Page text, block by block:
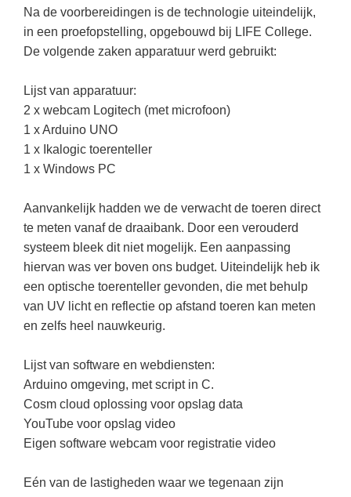
Huiswerkbegeleiding
Huiswerkbegeleider zoeken
Na de voorbereidingen is de technologie uiteindelijk,
in een proefopstelling, opgebouwd bij LIFE College.
De volgende zaken apparatuur werd gebruikt:
Lijst van apparatuur:
2 x webcam Logitech (met microfoon)
1 x Arduino UNO
1 x Ikalogic toerenteller
1 x Windows PC
Aanvankelijk hadden we de verwacht de toeren direct
te meten vanaf de draaibank. Door een verouderd
systeem bleek dit niet mogelijk. Een aanpassing
hiervan was ver boven ons budget. Uiteindelijk heb ik
een optische toerenteller gevonden, die met behulp
van UV licht en reflectie op afstand toeren kan meten
en zelfs heel nauwkeurig.
Lijst van software en webdiensten:
Arduino omgeving, met script in C.
Cosm cloud oplossing voor opslag data
YouTube voor opslag video
Eigen software webcam voor registratie video
Eén van de lastigheden waar we tegenaan zijn